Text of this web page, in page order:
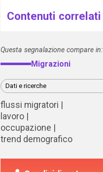
Contenuti correlati
Questa segnalazione compare in:
Migrazioni
Dati e ricerche
flussi migratori
lavoro
occupazione
trend demografico